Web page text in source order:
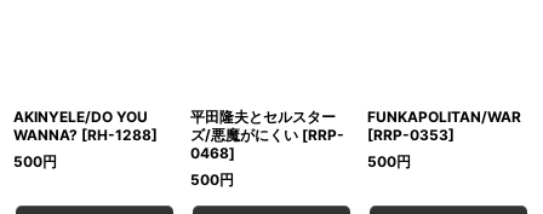
AKINYELE/DO YOU
WANNA? [RH-1288]
500円
平田隆夫とセルスター
ズ/悪魔がにくい [RRP-
0468]
500円
FUNKAPOLITAN/WAR
[RRP-0353]
500円